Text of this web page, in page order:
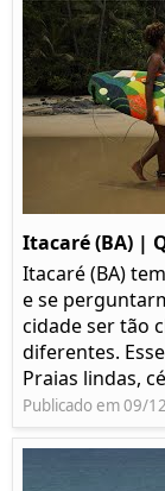
Itacaré (BA) |
Itacaré (BA)
e se
cidade ser tão
diferentes.
Praias lindas,
Publicado em 09/